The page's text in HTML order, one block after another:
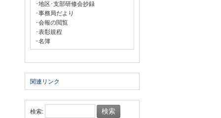
･地区･支部研修会抄録
･事務局だより
･会報の閲覧
･表彰規程
･名簿
関連リンク
検索: